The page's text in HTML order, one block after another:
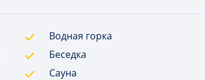
Водная горка
Беседка
Сауна